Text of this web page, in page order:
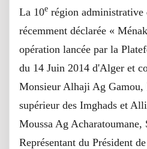
La 10e région administrative
récemment déclarée «
opération lancée par la
du 14 Juin 2014 d'Alger et
Monsieur Alhaji Ag Gamou,
supérieur des Imghads et
Moussa Ag
Représentant du Président